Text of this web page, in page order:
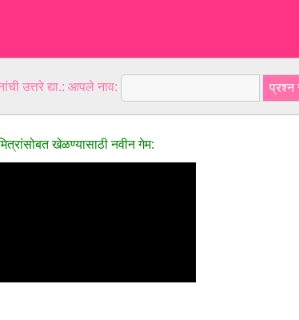
उत्तरे द्या.: आपले नाव:
खेळण्यासाठी नवीन गेम: